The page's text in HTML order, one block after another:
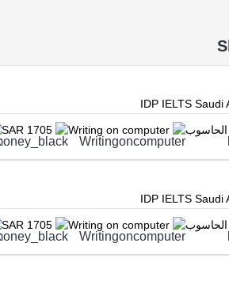
IDP IELTS Saudi
الحاسوب Writing on computer
SAR 1705
IDP IELTS Saudi
الحاسوب Writing on computer
SAR 1705